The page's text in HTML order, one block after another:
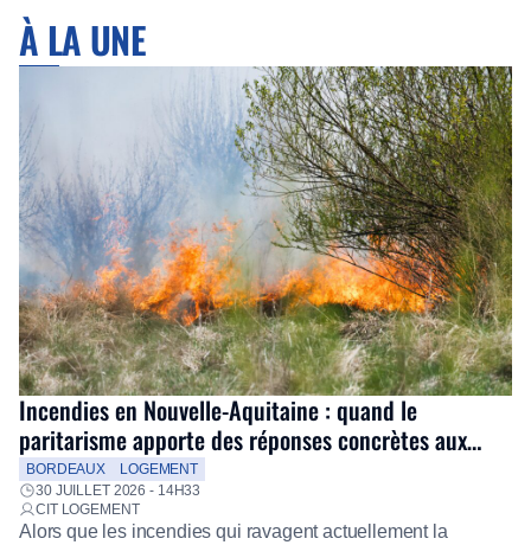
À LA UNE
Incendies en Nouvelle-Aquitaine : quand le
paritarisme apporte des réponses concrètes aux
salariés
BORDEAUX
LOGEMENT
30 JUILLET 2026 - 14H33
CIT LOGEMENT
Alors que les incendies qui ravagent actuellement la